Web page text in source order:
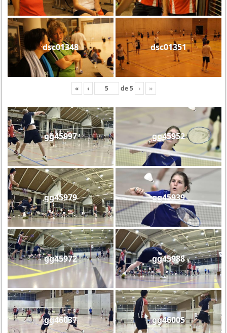
dsc01348 dsc01351
« ‹ de5 › »
gg45997 gg45952
gg45979 gg45939
gg45972 gg45988
gg46037 gg46005